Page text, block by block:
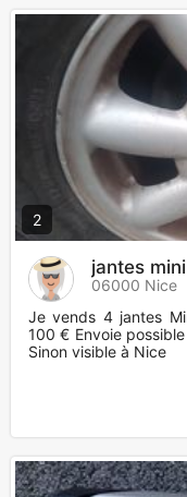
2
jantes
06000 Nice
Je vends 4 jantes
100 € Envoie
Sinon visible à Nice